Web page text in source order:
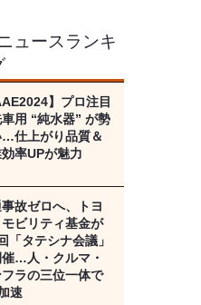
ュースランキ
】プロ注目
用 “純水器” が勢
仕上がり品質＆
率UPが魅力
故ゼロへ、トヨ
ビリティ基金が
「タテシナ会議」
催…人・クルマ・
ラの三位一体で
速